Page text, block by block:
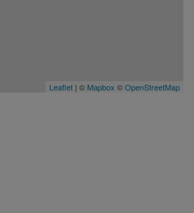
Leaflet | © Mapbox ©OpenStreetMap